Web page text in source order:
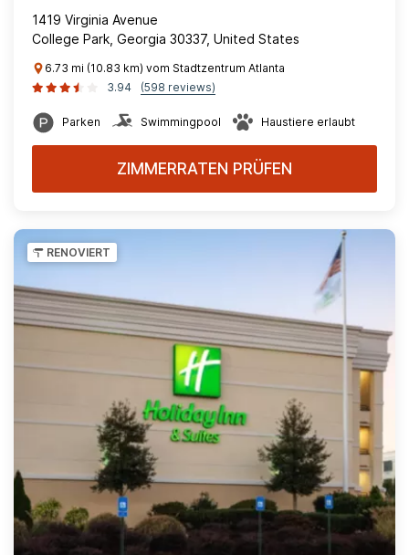
1419 Virginia Avenue
College Park, Georgia 30337, United States
6.73 mi (10.83 km) vom Stadtzentrum Atlanta
3.94
(598 reviews)
Parken Swimmingpool Haustiere erlaubt
ZIMMERRATEN PRÜFEN
RENOVIERT